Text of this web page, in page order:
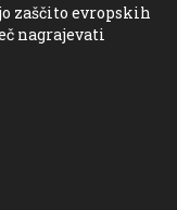
zaščito evropskih
nagrajevati